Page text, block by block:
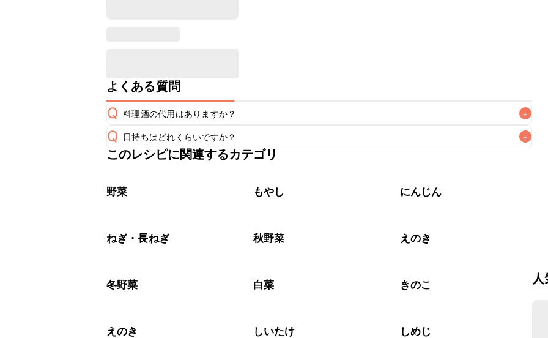
よくある質問
Q 料理酒の代用はありますか？ +
A
Q 日持ちはどれくらいですか？ +
保存期間は冷蔵で翌日中が目安です。なるべくお早めにお召し上がりください。
※日持ちは目安です。
このレシピに関連するカテゴリ
野菜 もやし にんじん
ねぎ・長ねぎ 秋野菜 えのき
冬野菜 白菜 きのこ
えのき しいたけ しめじ